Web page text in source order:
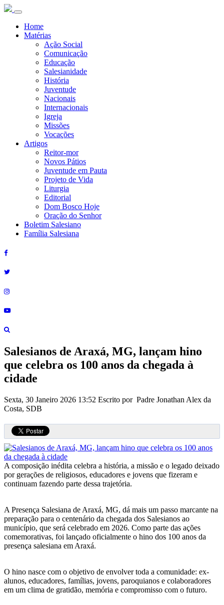
Home
Matérias
Ação Social
Comunicação
Educação
Salesianidade
História
Juventude
Nacionais
Internacionais
Igreja
Missões
Vocações
Artigos
Reitor-mor
Novos Pátios
Juventude em Pauta
Projeto de Vida
Liturgia
Editorial
Dom Bosco Hoje
Oração do Senhor
Boletim Salesiano
Família Salesiana
Salesianos de Araxá, MG, lançam hino
que celebra os 100 anos da chegada à
cidade
Sexta, 30 Janeiro 2026 13:52 Escrito por Padre Jonathan Alex da
Costa, SDB
A composição inédita celebra a história, a missão e o legado deixado
por gerações de religiosos, educadores e jovens que fizeram e
continuam fazendo parte dessa trajetória.
A Presença Salesiana de Araxá, MG, dá mais um passo marcante na
preparação para o centenário da chegada dos Salesianos ao
município, que será celebrado em 2026. Como parte das ações
comemorativas, foi lançado oficialmente o hino dos 100 anos da
presença salesiana em Araxá.
O hino nasce com o objetivo de envolver toda a comunidade: ex-
alunos, educadores, famílias, jovens, paroquianos e colaboradores
em um clima de gratidão, memória e compromisso com o futuro.